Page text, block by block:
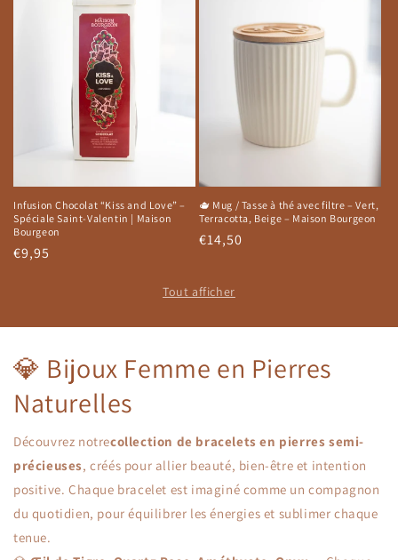
Infusion Chocolat “Kiss and Love” –
Spéciale Saint-Valentin | Maison
Bourgeon
Prix
€9,95
🫖 Mug / Tasse à thé avec filtre – Vert,
Terracotta, Beige – Maison Bourgeon
Prix
€14,50
Tout afficher
💎 Bijoux Femme en Pierres
Naturelles
Découvrez notrecollection de bracelets en pierres semi-
précieuses, créés pour allier beauté, bien-être et intention
positive. Chaque bracelet est imaginé comme un compagnon
du quotidien, pour équilibrer les énergies et sublimer chaque
tenue.